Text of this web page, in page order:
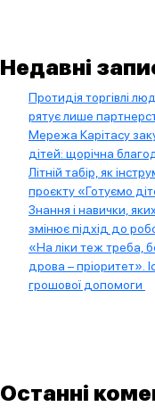
Недавні
Протидія торгівлі
рятує лише
Мережа Карітасу
дітей: щорічна
Літній табір, як
проєкту «Готуємо
Знання і навички,
змінює підхід до
«На ліки теж треба,
дрова – пріоритет».
грошової допомоги
Останні